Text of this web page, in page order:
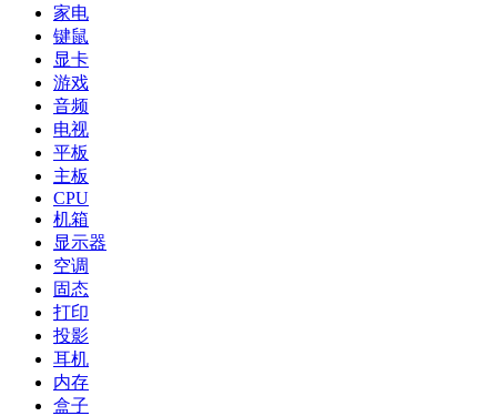
家电
键鼠
显卡
游戏
音频
电视
平板
主板
CPU
机箱
显示器
空调
固态
打印
投影
耳机
内存
盒子